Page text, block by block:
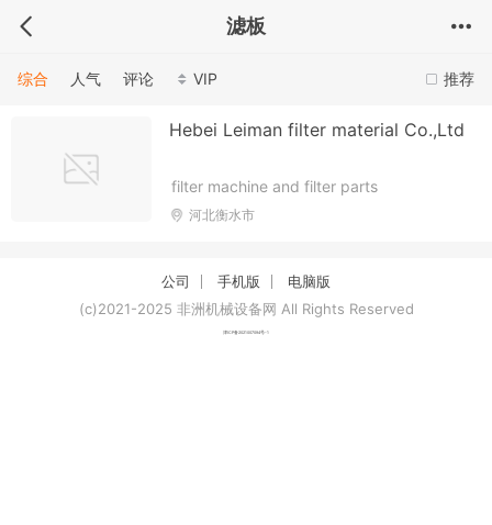
滤板
推荐
综合 人气 评论 VIP
Hebei Leiman filter material Co.,Ltd
filter machine and filter parts
河北衡水市
公司 手机版
电脑版
(c)2021-2025 非洲机械设备网 All Rights Reserved
津ICP备2021007094号-1